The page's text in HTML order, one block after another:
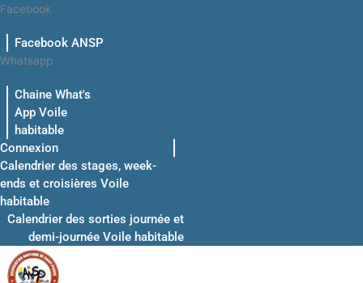
Aller
contenu
Facebook
Facebook ANSP
Whatsapp
Chaine What's
App Voile
habitable
Connexion
Calendrier des stages, week-
ends et croisières Voile
habitable
Calendrier des sorties journée et
demi-journée Voile habitable